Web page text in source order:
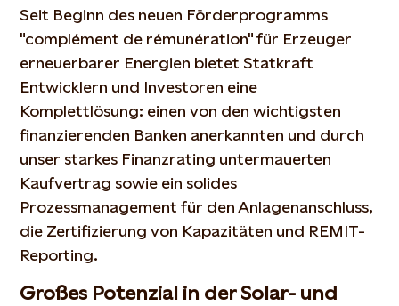
Seit Beginn des neuen Förderprogramms
"complément de rémunération" für Erzeuger
erneuerbarer Energien bietet Statkraft
Entwicklern und Investoren eine
Komplettlösung: einen von den wichtigsten
finanzierenden Banken anerkannten und durch
unser starkes Finanzrating untermauerten
Kaufvertrag sowie ein solides
Prozessmanagement für den Anlagenanschluss,
die Zertifizierung von Kapazitäten und REMIT-
Reporting.
Großes Potenzial in der Solar- und